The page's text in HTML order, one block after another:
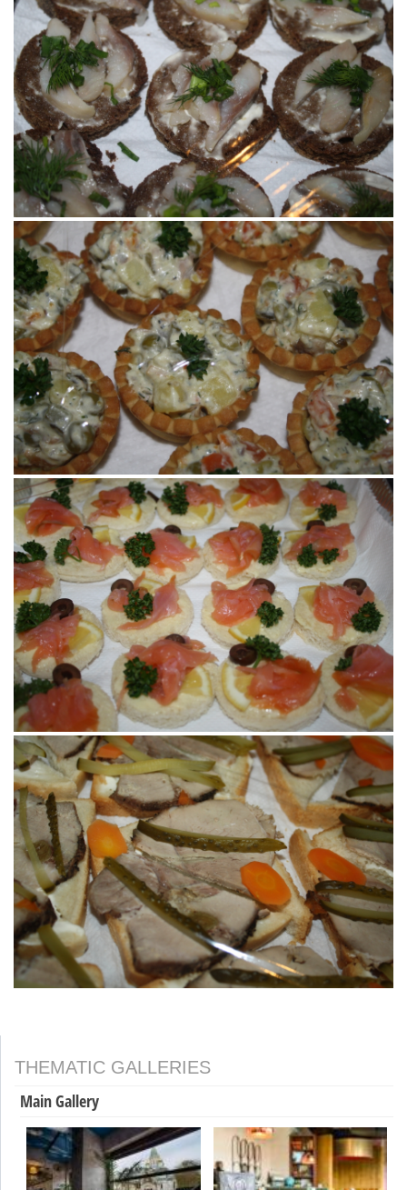
THEMATIC GALLERIES
Main Gallery